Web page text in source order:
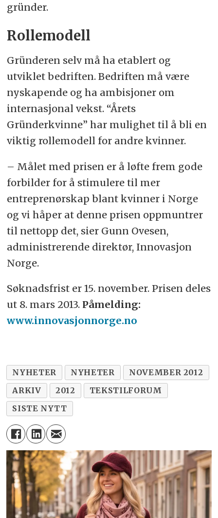
gründer.
Rollemodell
Gründeren selv må ha etablert og
utviklet bedriften. Bedriften må være
nyskapende og ha ambisjoner om
internasjonal vekst. “Årets
Gründerkvinne” har mulighet til å bli en
viktig rollemodell for andre kvinner.
– Målet med prisen er å løfte frem gode
forbilder for å stimulere til mer
entreprenørskap blant kvinner i Norge
og vi håper at denne prisen oppmuntrer
til nettopp det, sier Gunn Ovesen,
administrerende direktør, Innovasjon
Norge.
Søknadsfrist er 15. november. Prisen deles
ut 8. mars 2013. Påmelding:
www.innovasjonnorge.no
NYHETER NYHETER
NOVEMBER 2012
ARKIV
2012
TEKSTILFORUM
SISTE NYTT